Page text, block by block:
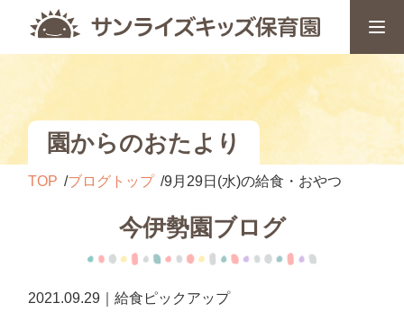
園からのおたより
TOP ブログトップ 9月29日(水)の給食・おやつ
今伊勢園ブログ
2021.09.29｜給食ピックアップ